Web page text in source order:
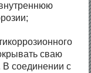
сваю
В соединении с